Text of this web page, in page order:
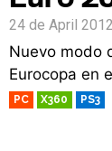
24 de April
Nuevo modo
Eurocopa en
PC X360 PS3